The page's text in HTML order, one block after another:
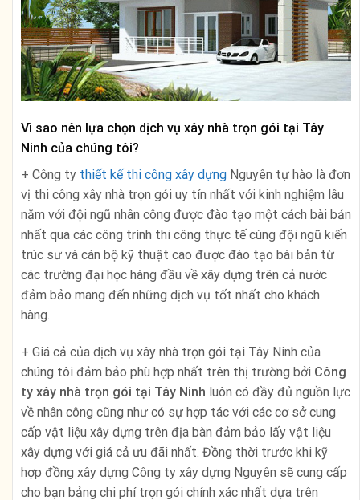
Vì sao nên lựa chọn dịch vụ xây nhà trọn gói tại Tây
Ninh của chúng tôi?
+ Công ty thiết kế thi công xây dựng Nguyên tự hào là đơn
vị thi công xây nhà trọn gói uy tín nhất với kinh nghiệm lâu
năm với đội ngũ nhân công được đào tạo một cách bài bản
nhất qua các công trình thi công thực tế cùng đội ngũ kiến
trúc sư và cán bộ kỹ thuật cao được đào tạo bài bản từ
các trường đại học hàng đầu về xây dựng trên cả nước
đảm bảo mang đến những dịch vụ tốt nhất cho khách
hàng.
+ Giá cả của dịch vụ xây nhà trọn gói tại Tây Ninh của
chúng tôi đảm bảo phù hợp nhất trên thị trường bởi Công
ty xây nhà trọn gói tại Tây Ninh luôn có đầy đủ nguồn lực
về nhân công cũng như có sự hợp tác với các cơ sở cung
cấp vật liệu xây dựng trên địa bàn đảm bảo lấy vật liệu
xây dựng với giá cả ưu đãi nhất. Đồng thời trước khi kỹ
hợp đồng xây dựng Công ty xây dựng Nguyên sẽ cung cấp
cho bạn bảng chi phí trọn gói chính xác nhất dựa trên